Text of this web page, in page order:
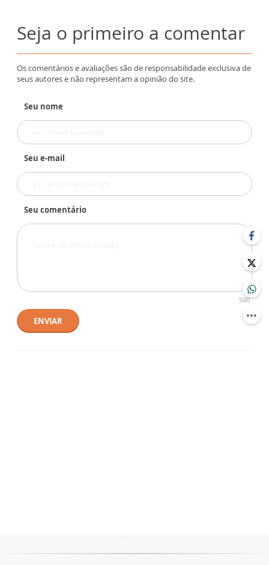
Seja o primeiro a comentar
Os comentários e avaliações são de responsabilidade exclusiva de
seus autores e não representam a opinião do site.
Seu nome
Seu e-mail
Seu comentário
500
ENVIAR